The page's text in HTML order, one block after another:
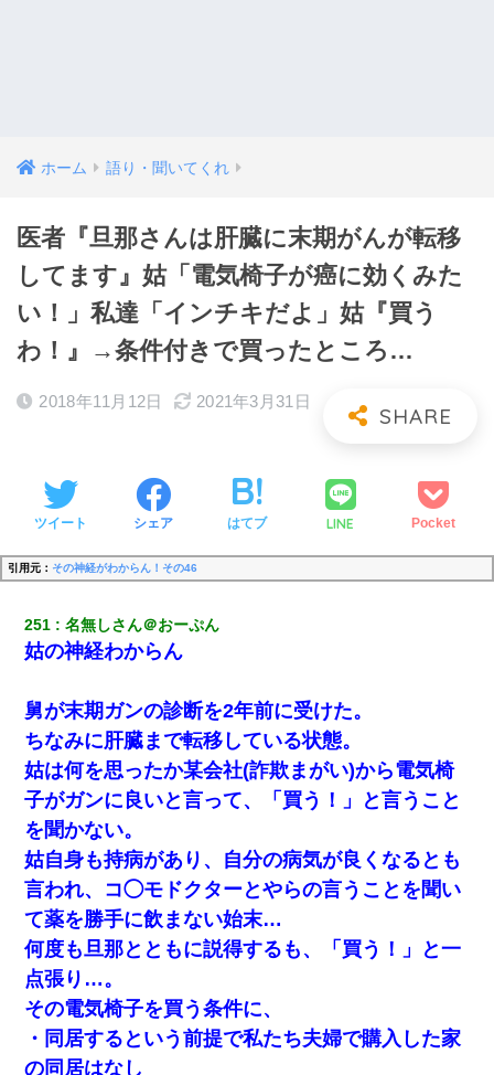
ホーム 語り・聞いてくれ
医者『旦那さんは肝臓に末期がんが転移
してます』姑「電気椅子が癌に効くみた
い！」私達「インチキだよ」姑『買う
わ！』→条件付きで買ったところ…
2018年11月12日 2021年3月31日
ツイート シェア はてブ LINE Pocket
引用元： その神経がわからん！その46
251 名無しさん＠おーぷん
姑の神経わからん
舅が末期ガンの診断を2年前に受けた。
ちなみに肝臓まで転移している状態。
姑は何を思ったか某会社(詐欺まがい)から電気椅
子がガンに良いと言って、「買う！」と言うこと
を聞かない。
姑自身も持病があり、自分の病気が良くなるとも
言われ、コ◯モドクターとやらの言うことを聞い
て薬を勝手に飲まない始末…
何度も旦那とともに説得するも、「買う！」と一
点張り…。
その電気椅子を買う条件に、
・同居するという前提で私たち夫婦で購入した家
の同居はなし